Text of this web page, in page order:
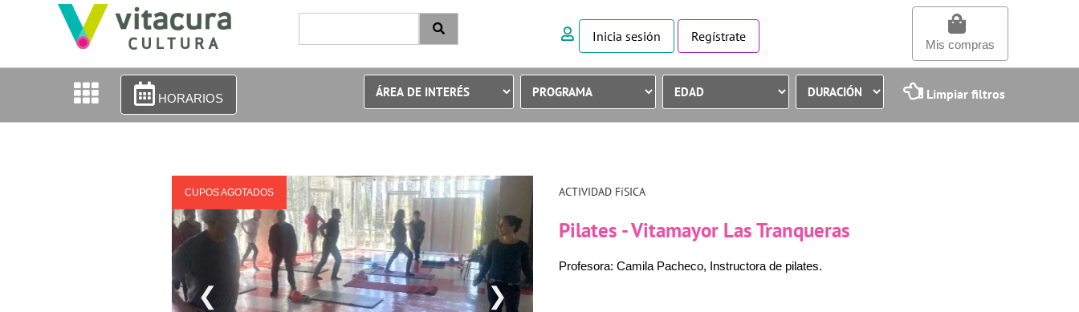
Inicia sesión Regístrate
Mis compras
HORARIOS Limpiar filtros
CUPOS AGOTADOS
❮ ❯
ACTIVIDAD FíSICA
Pilates - Vitamayor Las Tranqueras
Profesora: Camila Pacheco, Instructora de pilates.